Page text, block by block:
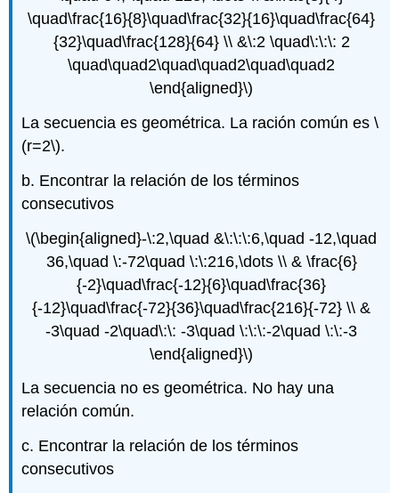
\quad\frac{16}{8}\quad\frac{32}{16}\quad\frac{64}
{32}\quad\frac{128}{64} \\ &\:2 \quad\:\:\: 2
\quad\quad2\quad\quad2\quad\quad2
\end{aligned}\)
La secuencia es geométrica. La ración común es\
(r=2\).
b. Encontrar la relación de los términos
consecutivos
\(\begin{aligned}-\:2,\quad &\:\:\:6,\quad -12,\quad
36,\quad \:-72\quad \:\:216,\dots \\ & \frac{6}
{-2}\quad\frac{-12}{6}\quad\frac{36}
{-12}\quad\frac{-72}{36}\quad\frac{216}{-72} \\ &
-3\quad -2\quad\:\: -3\quad \:\:\:-2\quad \:\:-3
\end{aligned}\)
La secuencia no es geométrica. No hay una
relación común.
c. Encontrar la relación de los términos
consecutivos